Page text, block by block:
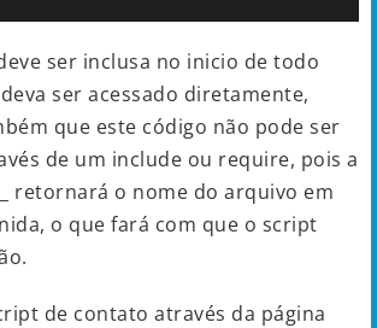
ser inclusa no inicio de todo
ser acessado diretamente,
que este código não pode ser
de um include ou require, pois a
retornará o nome do arquivo em
o que fará com que o script
de contato através da página